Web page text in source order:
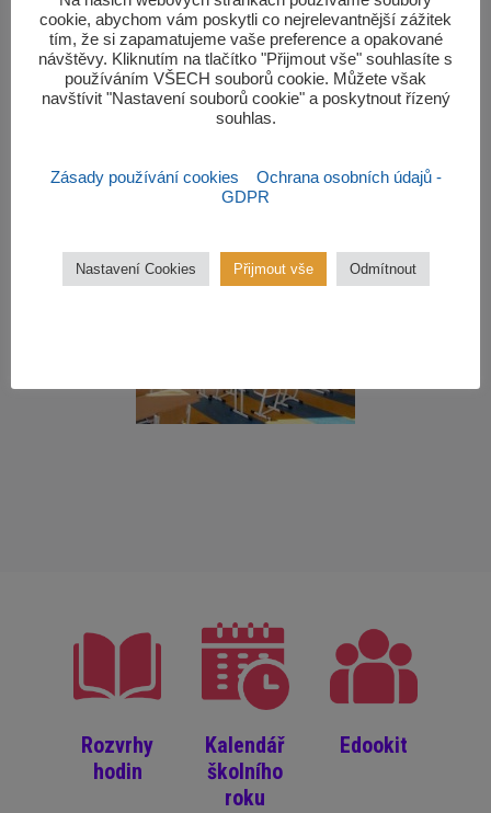
Zeiberlichova 49, Brno, 644 00 Brno
Telefon: 541 238 227
Mail: info@zssobesice.cz
ID datové schránky: 7h6mj3h
Rozvrhy
hodin
Kalendář
školního
roku
Edookit
cookie, abychom vám poskytli co nejrelevantnější zážitek
tím, že si zapamatujeme vaše preference a opakované
návštěvy. Kliknutím na tlačítko "Přijmout vše" souhlasíte s
používáním VŠECH souborů cookie. Můžete však
navštívit "Nastavení souborů cookie" a poskytnout řízený
souhlas.‎
Zásady používání cookies
Ochrana osobních údajů -
GDPR
Nastavení Cookies Přijmout vše Odmítnout